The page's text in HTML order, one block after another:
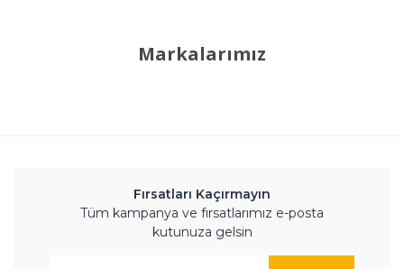
Markalarımız
Fırsatları Kaçırmayın
Tüm kampanya ve fırsatlarımız e-posta
kutunuza gelsin